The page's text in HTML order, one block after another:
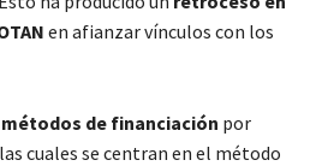
en afianzar vínculos con los
de financiación por
cuales se centran en el método